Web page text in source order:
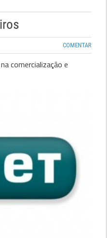
COMENTAR
comercialização e